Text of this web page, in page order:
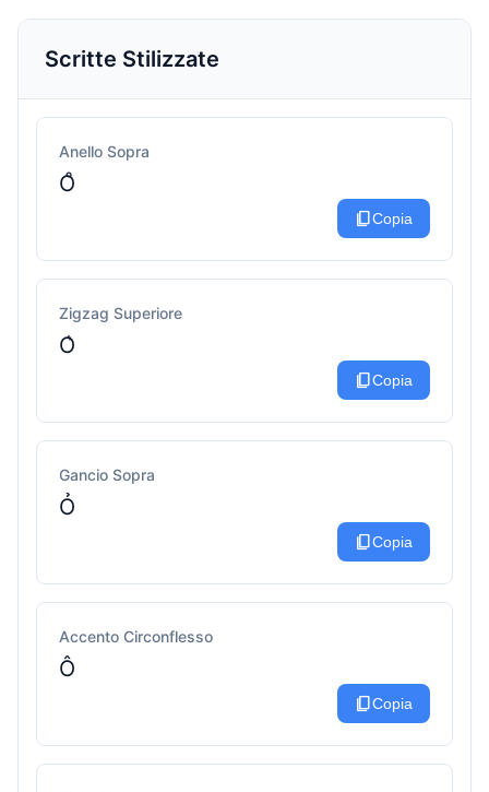
Scritte Stilizzate
Anello Sopra
O̊
content_copyCopia
Zigzag Superiore
O͛
content_copyCopia
Gancio Sopra
Ỏ
content_copyCopia
Accento Circonflesso
Ô
content_copyCopia